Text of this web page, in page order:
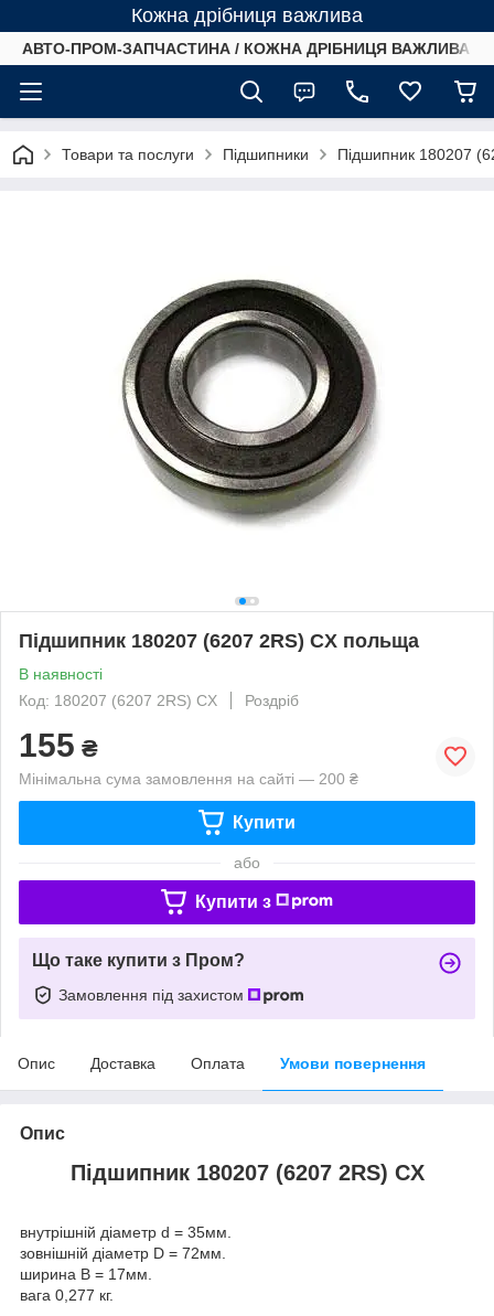
Кожна дрібниця важлива
АВТО-ПРОМ-ЗАПЧАСТИНА / КОЖНА ДРІБНИЦЯ ВАЖЛИВА /
Товари та послуги Підшипники Підшипник 180207
Підшипник 180207 (6207 2RS) CX польща
В наявності
Код: 180207 (6207 2RS) CX
Роздріб
155 ₴
Мінімальна сума замовлення на сайті — 200 ₴
Купити
або
Купити з
Що таке купити з Пром?
Замовлення під захистом
Опис Доставка Оплата Умови повернення
Опис
Підшипник 180207 (6207 2RS) CX
внутрішній діаметр d = 35мм.
зовнішній діаметр D = 72мм.
ширина B = 17мм.
вага 0,277 кг.